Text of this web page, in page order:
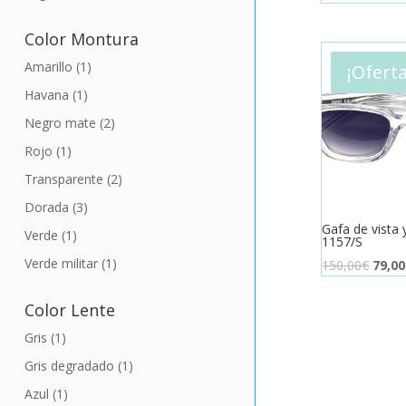
Gafa de vista
1157/S
150,00€ El
79,00
Color Montura
Amarillo (1)
Havana (1)
Negro mate (2)
Rojo (1)
Transparente (2)
Dorada (3)
Verde (1)
Verde militar (1)
Color Lente
Gris (1)
Gris degradado (1)
Azul (1)